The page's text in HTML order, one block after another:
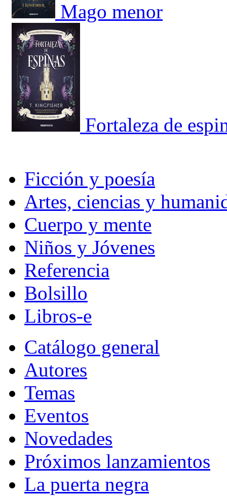
Mago menor
Fortaleza de
Ficción y poesía
Artes, ciencias y
Cuerpo y mente
Niños y Jóvenes
Referencia
Bolsillo
Libros-e
Catálogo general
Autores
Temas
Eventos
Novedades
Próximos lanzamientos
La puerta negra